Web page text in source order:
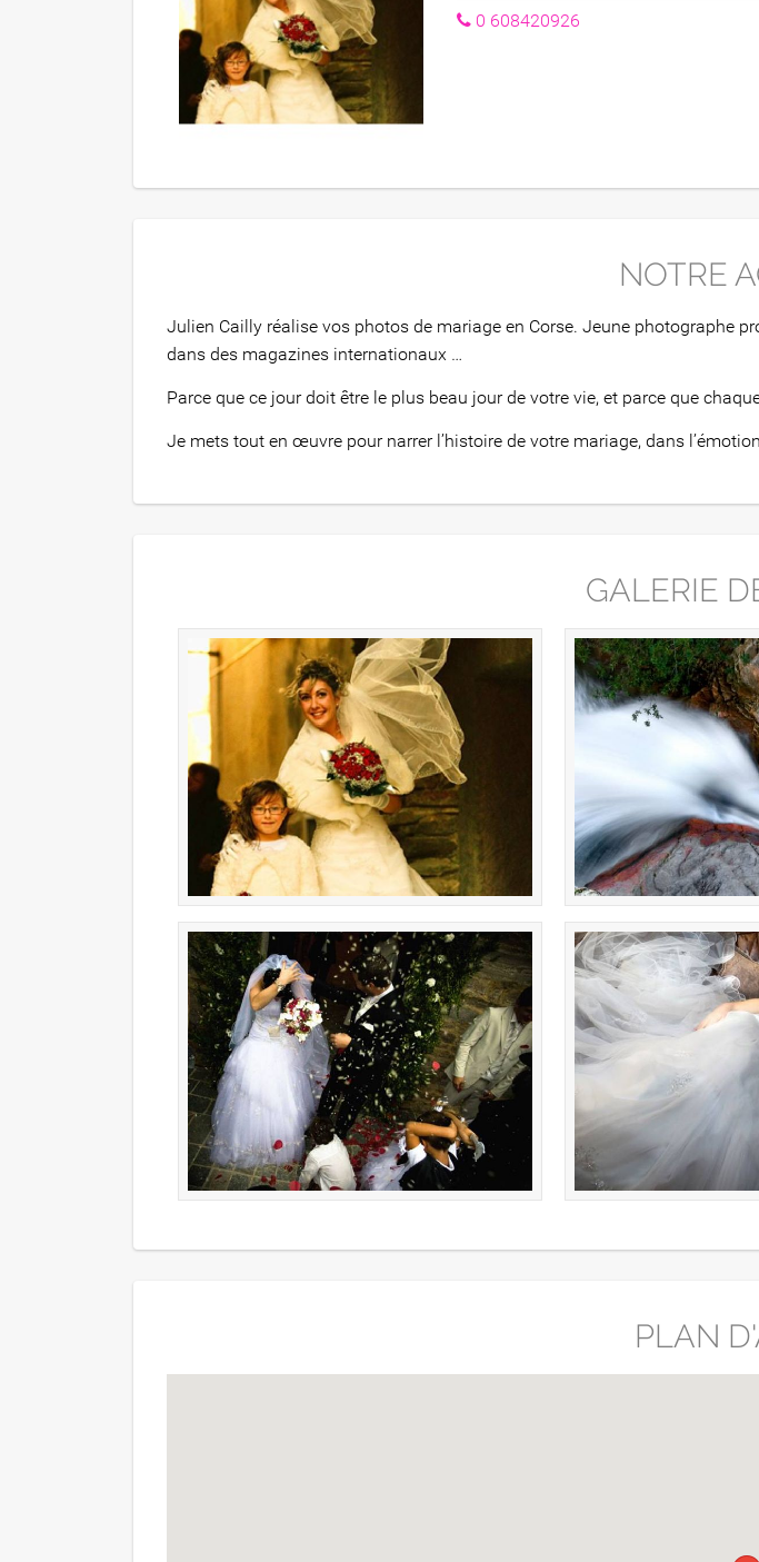
0 608420926
NOTRE
Julien Cailly réalise vos photos de mariage en Corse. Jeune photographe
dans des magazines internationaux …
Parce que ce jour doit être le plus beau jour de votre vie, et parce que
Je mets tout en œuvre pour narrer l’histoire de votre mariage, dans
GALERIE
PLAN